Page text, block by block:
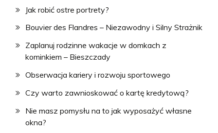
Jak robić ostre portrety?
Bouvier des Flandres – Niezawodny i Silny Strażnik
Zaplanuj rodzinne wakacje w domkach z
kominkiem – Bieszczady
Obserwacja kariery i rozwoju sportowego
Czy warto zawnioskować o kartę kredytową?
Nie masz pomysłu na to jak wyposażyć własne
okna?